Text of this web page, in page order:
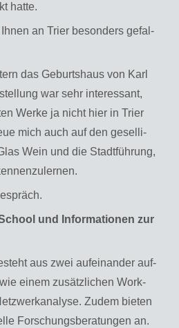
hatte.
an Trier be­son­ders ge­fal­
das Ge­burts­haus von Karl
war sehr in­ter­es­sant,
Werke ja nicht hier in Trier
mich auch auf den ge­sel­li­
Wein und die Stadt­füh­rung,
und In­for­ma­tio­nen zur
aus zwei auf­ein­an­der auf­
einem zu­sätz­li­chen Work­
Zudem bie­ten
For­schungs­be­ra­tun­gen an.